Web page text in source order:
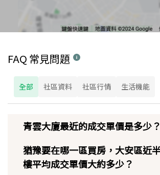
FAQ 常見問題
全部 社區資料 社區行情 生活機能
青雲大廈最近的成交單價是多少？
猶豫要在哪一區買房，大安區近
樓平均成交單價大約多少？